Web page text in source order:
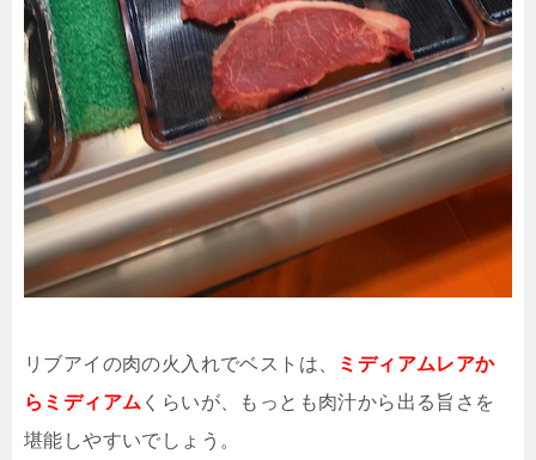
リブアイの肉の火入れでベストは、
ミディアムレアか
らミディアム くらいが、もっとも肉汁から出る旨さを
堪能しやすいでしょう。